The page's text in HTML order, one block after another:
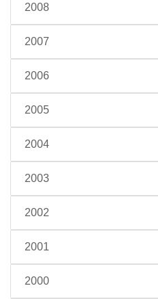
2008
2007
2006
2005
2004
2003
2002
2001
2000